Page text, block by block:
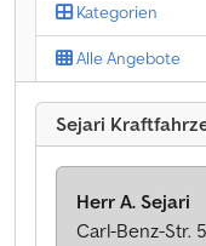
Kategorien
Alle Angebote
Sejari
Herr A. Sejari
Carl-Benz-Str. 5